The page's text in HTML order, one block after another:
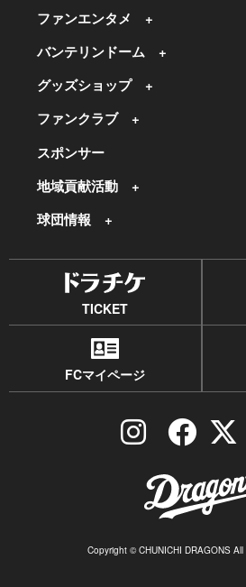
ファンエンタメ
バンテリンドーム
グッズショップ
ファンクラブ
スポンサー
地域貢献活動
球団情報
TICKET
FCマイページ
Copyright © CHUNICHI DRAGONS